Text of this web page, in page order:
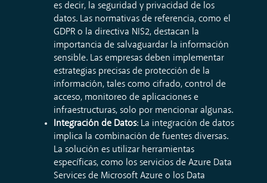
es decir, la seguridad y privacidad de los
datos. Las normativas de referencia, como el
GDPR o la directiva NIS2, destacan la
importancia de salvaguardar la información
sensible. Las empresas deben implementar
estrategias precisas de protección de la
información, tales como cifrado, control de
acceso, monitoreo de aplicaciones e
infraestructuras, solo por mencionar algunas.
Integración de Datos: La integración de datos
implica la combinación de fuentes diversas.
La solución es utilizar herramientas
específicas, como los servicios de Azure Data
Services de Microsoft Azure o los Data